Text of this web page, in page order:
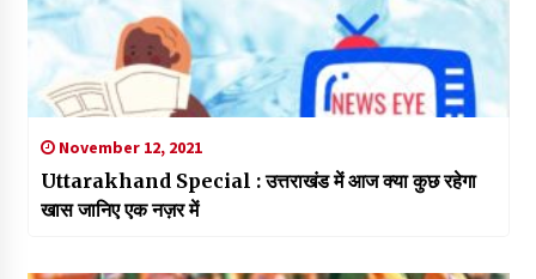
November 12, 2021
Uttarakhand Special : उत्तराखंड में आज क्या कुछ रहेगा
खास जानिए एक नज़र में